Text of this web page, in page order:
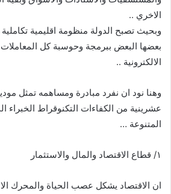
الاخري ..
وبحيث تصبح الدولة منظومة اقليمية
بعضها البعض ببرمجة وحوسبة كل
الالكترونية ..
وهنا نود ان نفرد مبادرة ومساهمه تمثل
عشرينية من الكفاءات التكنوقراط
المتنوعة …
١/ قطاع الاقتصاد والمال والاستثمار
ان الاقتصاد يشكل عصب الحياة والمحرك